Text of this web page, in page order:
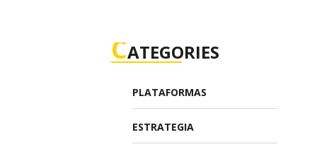
CATEGORIES
PLATAFORMAS
ESTRATEGIA